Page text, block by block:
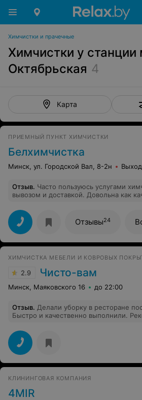
Химчистки и прачечные
Химчистки у станции
Октябрьская 4
Карта
ПРИЕМНЫЙ ПУНКТ ХИМЧИСТКИ
Белхимчистка
Минск, ул. Городской Вал, 8-2н
Отзыв. Часто пользуюсь услугами
вывозом и доставкой. Довольна как
курьера, заберут и привезут прям в
Отзывы24
ХИМЧИСТКА МЕБЕЛИ И КОВРОВЫХ
2.9 Чисто-вам
Минск, Маяковского 16 до 22:00
Отзыв. Делали уборку в ресторане
Быстро и качественно выполнили.
КЛИНИНГОВАЯ КОМПАНИЯ
4MIR